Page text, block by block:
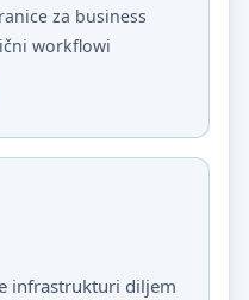
za business
workflowi
infrastrukturi diljem